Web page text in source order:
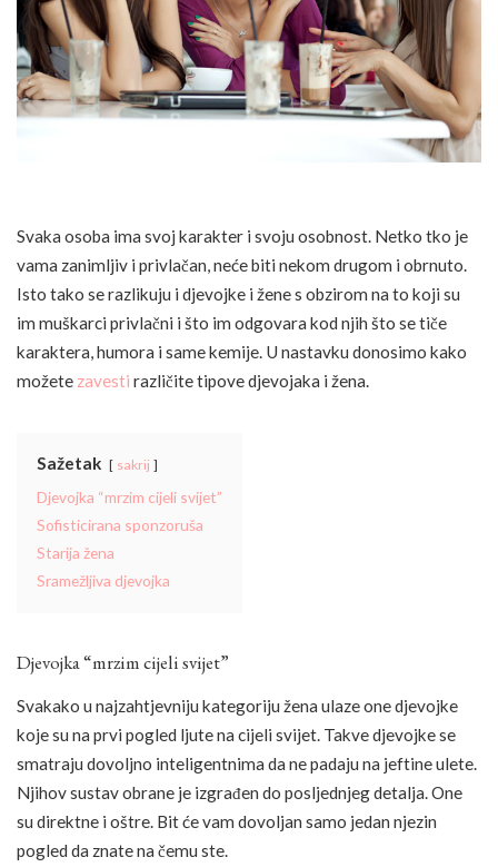
Svaka osoba ima svoj karakter i svoju osobnost. Netko tko je
vama zanimljiv i privlačan, neće biti nekom drugom i obrnuto.
Isto tako se razlikuju i djevojke i žene s obzirom na to koji su
im muškarci privlačni i što im odgovara kod njih što se tiče
karaktera, humora i same kemije. U nastavku donosimo kako
možete zavesti različite tipove djevojaka i žena.
Sažetak sakrij
Djevojka “mrzim cijeli svijet”
Sofisticirana sponzoruša
Starija žena
Sramežljiva djevojka
Djevojka “mrzim cijeli svijet”
Svakako u najzahtjevniju kategoriju žena ulaze one djevojke
koje su na prvi pogled ljute na cijeli svijet. Takve djevojke se
smatraju dovoljno inteligentnima da ne padaju na jeftine ulete.
Njihov sustav obrane je izgrađen do posljednjeg detalja. One
su direktne i oštre. Bit će vam dovoljan samo jedan njezin
pogled da znate na čemu ste.